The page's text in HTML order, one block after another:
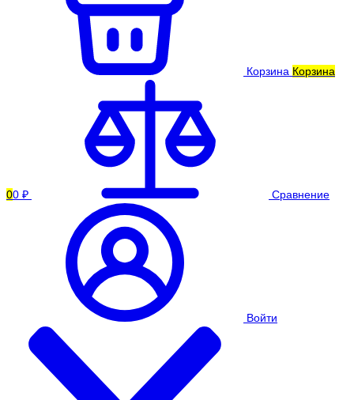
Корзина Корзина
00 ₽ Сравнение
Войти